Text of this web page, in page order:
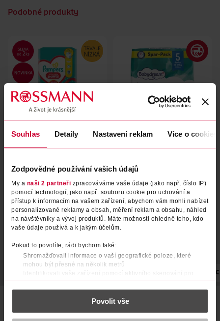
Souhlas Detaily Nastavení reklam Více o cookies
Zodpovědné používání vašich údajů
My a naši 2 partneři zpracováváme vaše údaje (jako např. číslo IP)
pomocí technologií, jako např. souborů cookie pro uchování a
přístup k informacím na vašem zařízení, abychom vám mohli nabízet
personalizované reklamy a obsah, měření reklam a obsahu, náhled
na návštěvníky a vývoj produktů. Máte možnosti ohledně toho, kdo
vaše údaje používá a k jakým účelům.
Pokud to povolíte, rádi bychom také:
Shromažďovali informace o vaší geografické poloze, které
mohou být přesné na několik metrů
Identifikovali vaše zařízení pomocí aktivního skenování pro
konkrétní charakteristiky (otisk prstu)
Zjistěte více o tom, jak zpracováváme vaše osobní údaje, a nastavte
části s podrobnostmi . Svůj souhlas můžete kdykoliv
Povolit vše
Podobné produkty
Pampers 54 ks
379 Kč
DO KOŠÍKU
Obj. č.: 1494754
Pack 40 ks
Babydream
179 Kč
DO KOŠÍKU
Obj. č.: 1118834
NÁZEV
Usnadněte si přebalování a užijte si více zábavy s
Plenkovými Kalhotkami Pampers Active Baby Edice Tlapková
Patrola! Tyto plenkové kalhotky s motivy Tlapkové Patroly,